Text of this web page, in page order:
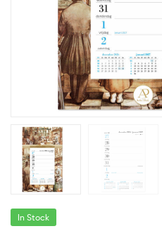
In Stock